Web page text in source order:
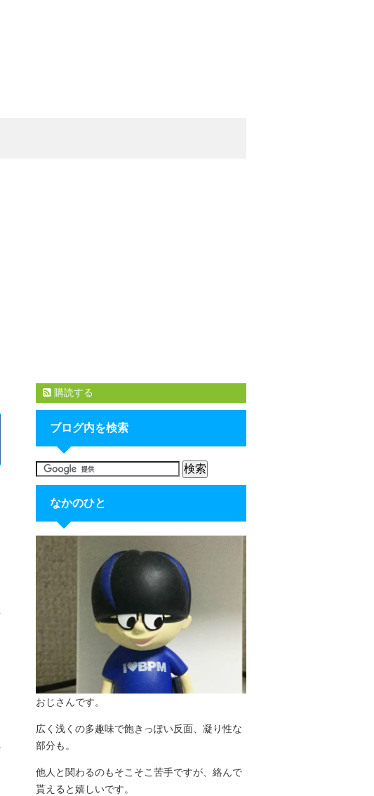
購読する
ブログ内を検索
なかのひと
おじさんです。
広く浅くの多趣味で飽きっぽい反面、凝り性な
部分も。
他人と関わるのもそこそこ苦手ですが、絡んで
貰えると嬉しいです。